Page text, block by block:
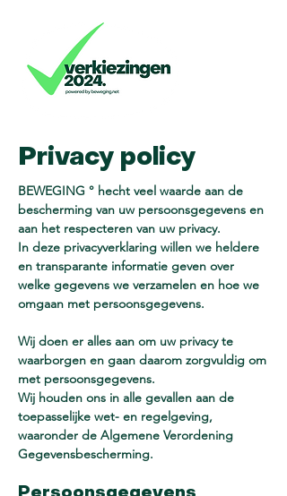
Privacy policy
BEWEGING ° hecht veel waarde aan de
bescherming van uw persoonsgegevens en
aan het respecteren van uw privacy.
In deze privacyverklaring willen we heldere
en transparante informatie geven over
welke gegevens we verzamelen en hoe we
omgaan met persoonsgegevens.
Wij doen er alles aan om uw privacy te
waarborgen en gaan daarom zorgvuldig om
met persoonsgegevens.
Wij houden ons in alle gevallen aan de
toepasselijke wet- en regelgeving,
waaronder de Algemene Verordening
Gegevensbescherming.